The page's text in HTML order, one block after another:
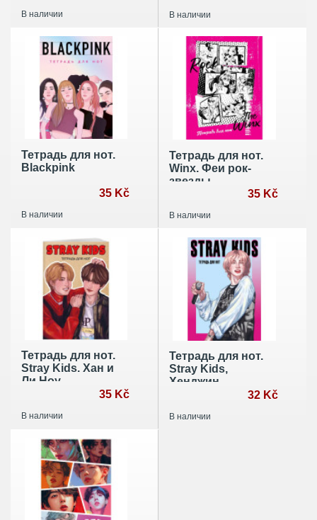
В наличии В наличии
Тетрадь для нот.
Blackpink
35 Kč
В наличии
Тетрадь для нот.
Winx. Феи рок-
звезды
35 Kč
В наличии
Тетрадь для нот.
Stray Kids. Хан и
Ли Ноу
35 Kč
В наличии
Тетрадь для нот.
Stray Kids,
Хенджин
32 Kč
В наличии